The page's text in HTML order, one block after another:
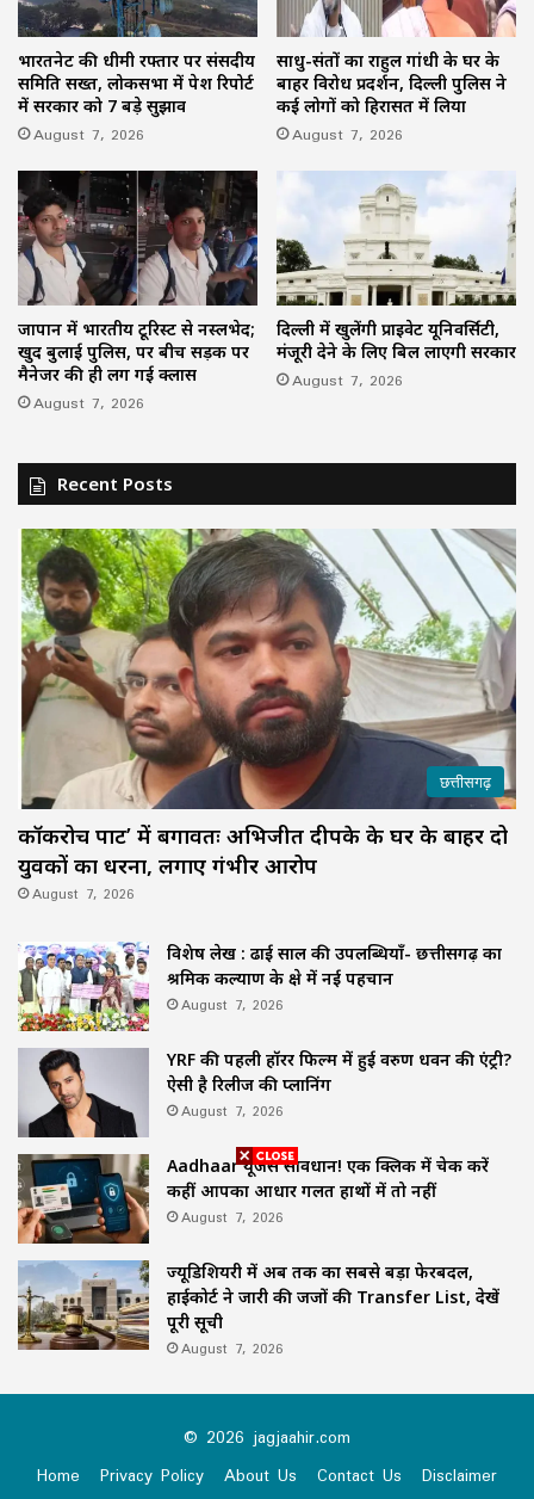
भारतनेट की धीमी रफ्तार पर संसदीय
समिति सख्त, लोकसभा में पेश रिपोर्ट
में सरकार को 7 बड़े सुझाव
August 7, 2026
साधु-संतों का राहुल गांधी के घर के
बाहर विरोध प्रदर्शन, दिल्ली पुलिस ने
कई लोगों को हिरासत में लिया
August 7, 2026
जापान में भारतीय टूरिस्ट से नस्लभेद;
खुद बुलाई पुलिस, पर बीच सड़क पर
मैनेजर की ही लग गई क्लास
August 7, 2026
दिल्ली में खुलेंगी प्राइवेट यूनिवर्सिटी,
मंजूरी देने के लिए बिल लाएगी सरकार
August 7, 2026
Recent Posts
छत्तीसगढ़
कॉकरोच पार्टी’ में बगावतः अभिजीत दीपके के घर के बाहर दो
युवकों का धरना, लगाए गंभीर आरोप
August 7, 2026
विशेष लेख : ढाई साल की उपलब्धियाँ- छत्तीसगढ़ का
श्रमिक कल्याण के क्षेत्र में नई पहचान
August 7, 2026
YRF की पहली हॉरर फिल्म में हुई वरुण धवन की एंट्री?
ऐसी है रिलीज की प्लानिंग
August 7, 2026
Aadhaar यूजर्स सावधान! एक क्लिक में चेक करें
कहीं आपका आधार गलत हाथों में तो नहीं
August 7, 2026
ज्यूडिशियरी में अब तक का सबसे बड़ा फेरबदल,
हाईकोर्ट ने जारी की जजों की Transfer List, देखें
पूरी सूची
August 7, 2026
© 2026 jagjaahir.com
Home
Privacy Policy About Us Contact Us
Disclaimer